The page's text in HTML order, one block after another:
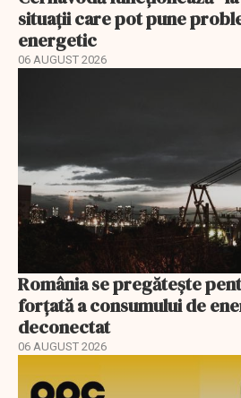
situații care pot pune
energetic
06 AUGUST 2026
România se pregătește
forțată a consumului de
deconectat
06 AUGUST 2026